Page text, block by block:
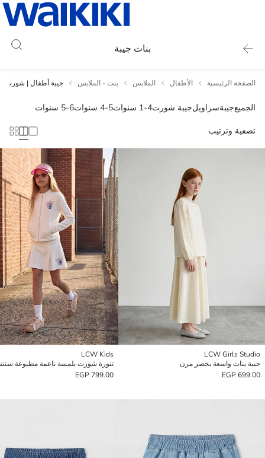
بنات جيبة
الصفحة الرئيسية الأطفال الملابس بنت - الملابس جيبة أطفال | شورت
الجميعجيبةسراويلجيبة شورت1-4 سنوات 4-5 سنوات 5-6 سنوات
تصفية وترتيب
LCW Girls Studio
جيبة بنات واسعة بخصر مرن
699.00 EGP
LCW Kids
799.00 EGP